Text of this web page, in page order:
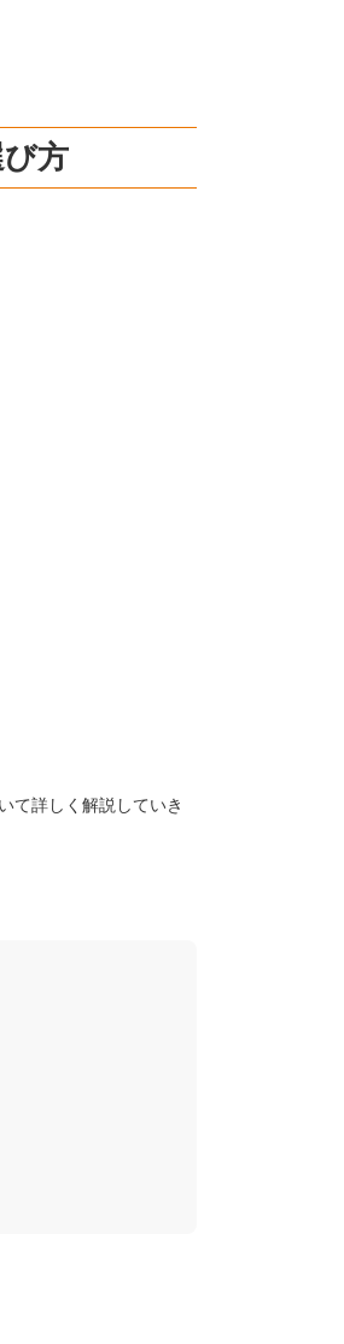
方
て詳しく解説していき